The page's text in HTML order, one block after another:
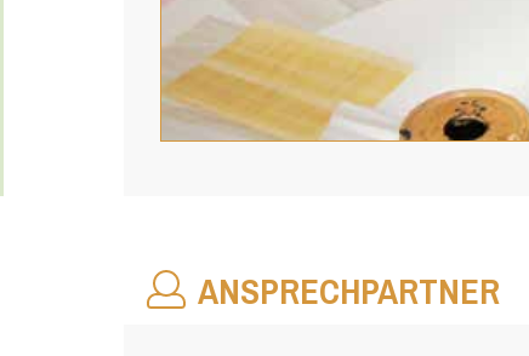
ANSPRECHPARTNER